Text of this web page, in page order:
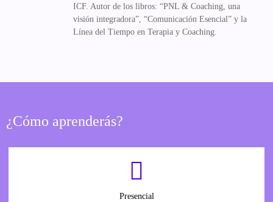
ICF. Autor de los libros: “PNL & Coaching, una
visión integradora”, “Comunicación Esencial” y la
Línea del Tiempo en Terapia y Coaching.
¿Cómo aprenderás?
Presencial